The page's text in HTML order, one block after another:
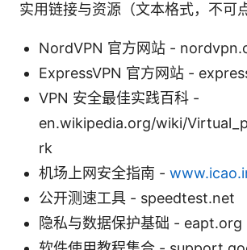
实用链接与资源（文本格式，不可
NordVPN 官方网站 -
ExpressVPN 官方网站 -
VPN 安全最佳实践百科 -
en.wikipedia.org/wiki/
rk
机场上网安全指南 -
公开测速工具 - speedtest.net
隐私与数据保护基础 - eapt.org